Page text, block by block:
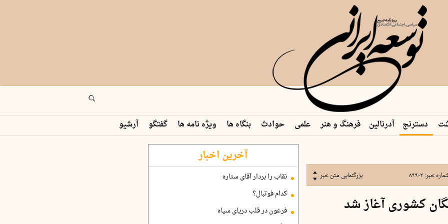
دسترنج آدرنالین فرهنگ و هنر علمی حوادث بنگاه ها ویژه نامه ها گفتگو آرشیو
خبر:۸۹۹۰۳ بزرگنمایی متن خبر
کشوری آغاز شد
آخرین اخبار
نقاب را بردار آقای ستاره
کدام فوتبال؟
فرعون در قلب دریای سیاه